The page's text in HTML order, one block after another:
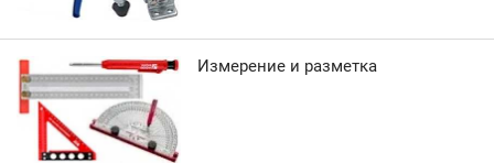
Измерение и разметка